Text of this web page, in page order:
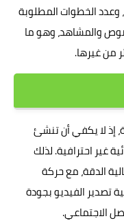
وعدد الخطوات المطلوبة
والمشاهد، وهو ما
من غيرها.
إذ لا يكفي أن تنشئ
غير احترافية. لذلك
الدقة، مع حركة
تصدير الفيديو بجودة
الاجتماعي.